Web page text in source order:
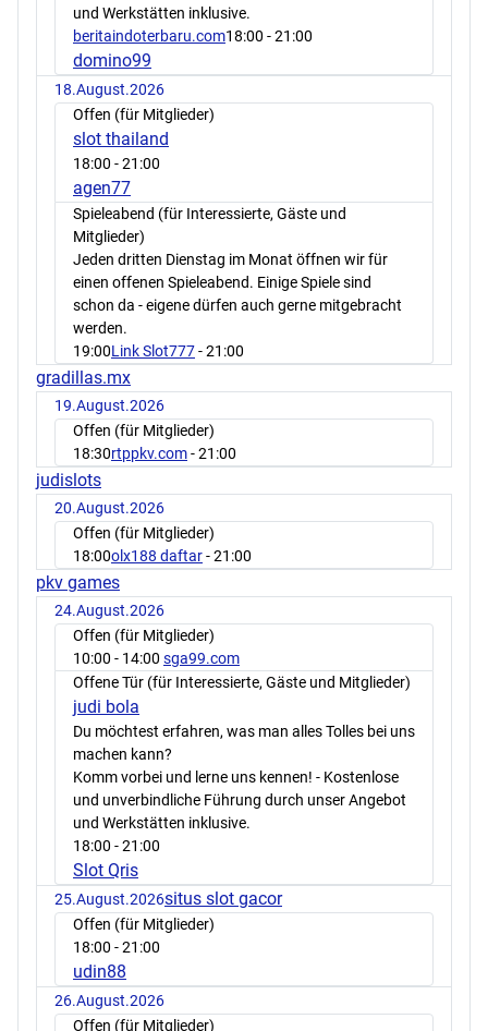
und Werkstätten inklusive.
beritaindoterbaru.com18:00 - 21:00
domino99
18.August.2026
Offen (für Mitglieder)
slot thailand
18:00 - 21:00
agen77
Spieleabend (für Interessierte, Gäste und
Mitglieder)
Jeden dritten Dienstag im Monat öffnen wir für
einen offenen Spieleabend. Einige Spiele sind
schon da - eigene dürfen auch gerne mitgebracht
werden.
19:00Link Slot777- 21:00
gradillas.mx
19.August.2026
Offen (für Mitglieder)
18:30rtppkv.com- 21:00
judislots
20.August.2026
Offen (für Mitglieder)
18:00olx188 daftar- 21:00
pkv games
24.August.2026
Offen (für Mitglieder)
10:00 - 14:00 sga99.com
Offene Tür (für Interessierte, Gäste und Mitglieder)
judi bola
Du möchtest erfahren, was man alles Tolles bei uns
machen kann?
Komm vorbei und lerne uns kennen! - Kostenlose
und unverbindliche Führung durch unser Angebot
und Werkstätten inklusive.
18:00 - 21:00
Slot Qris
25.August.2026situs slot gacor
Offen (für Mitglieder)
18:00 - 21:00
udin88
26.August.2026
Offen (für Mitglieder)